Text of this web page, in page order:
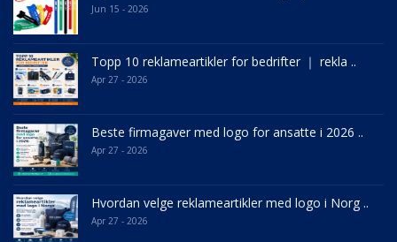
Jun 15 - 2026
Topp 10 reklameartikler for bedrifter ｜ rekla ..
Apr 27 - 2026
Beste firmagaver med logo for ansatte i 2026 ..
Apr 27 - 2026
Hvordan velge reklameartikler med logo i Norg ..
Apr 27 - 2026